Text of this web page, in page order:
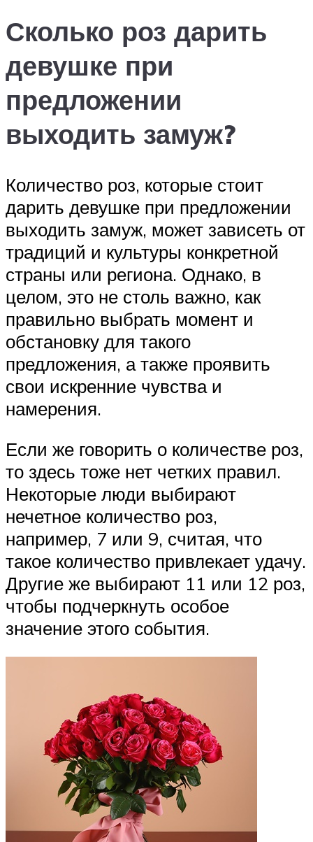
Сколько роз дарить
девушке при
предложении
выходить замуж?
Количество роз, которые стоит
дарить девушке при предложении
выходить замуж, может зависеть от
традиций и культуры конкретной
страны или региона. Однако, в
целом, это не столь важно, как
правильно выбрать момент и
обстановку для такого
предложения, а также проявить
свои искренние чувства и
намерения.
Если же говорить о количестве роз,
то здесь тоже нет четких правил.
Некоторые люди выбирают
нечетное количество роз,
например, 7 или 9, считая, что
такое количество привлекает удачу.
Другие же выбирают 11 или 12 роз,
чтобы подчеркнуть особое
значение этого события.